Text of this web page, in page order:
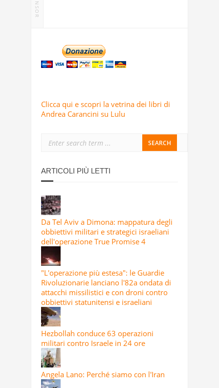
Clicca qui e scopri la vetrina dei libri di
Andrea Carancini su Lulu
ARTICOLI PIÙ LETTI
Da Tel Aviv a Dimona: mappatura degli
obbiettivi militari e strategici israeliani
dell'operazione True Promise 4
"L'operazione più estesa": le Guardie
Rivoluzionarie lanciano l'82a ondata di
attacchi missilistici e con droni contro
obbiettivi statunitensi e israeliani
Hezbollah conduce 63 operazioni
militari contro Israele in 24 ore
Angela Lano: Perché siamo con l'Iran